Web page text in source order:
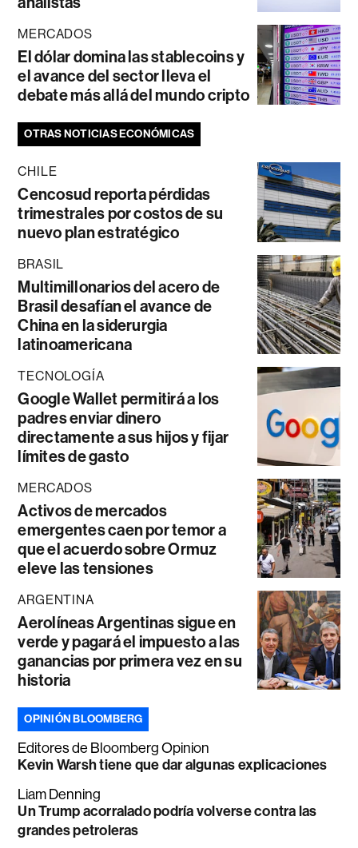
MERCADOS
El dólar domina las stablecoins y
el avance del sector lleva el
debate más allá del mundo cripto
OTRAS NOTICIAS ECONÓMICAS
CHILE
Cencosud reporta pérdidas
trimestrales por costos de su
nuevo plan estratégico
BRASIL
Multimillonarios del acero de
Brasil desafían el avance de
China en la siderurgia
latinoamericana
TECNOLOGÍA
Google Wallet permitirá a los
padres enviar dinero
directamente a sus hijos y fijar
límites de gasto
MERCADOS
Activos de mercados
emergentes caen por temor a
que el acuerdo sobre Ormuz
eleve las tensiones
ARGENTINA
Aerolíneas Argentinas sigue en
verde y pagará el impuesto a las
ganancias por primera vez en su
historia
OPINIÓN BLOOMBERG
Editores de Bloomberg Opinion
Kevin Warsh tiene que dar algunas explicaciones
Liam Denning
Un Trump acorralado podría volverse contra las
grandes petroleras